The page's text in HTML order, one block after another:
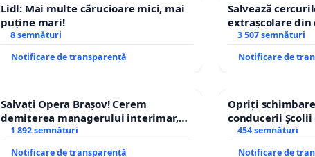
Lidl: Mai multe cărucioare mici, mai
puține mari!
8 semnături
Notificare de transparență
Salvează
extrașcolare
copiilor
3 507 semnături
Notificare de
Salvați Opera Brașov! Cerem
demiterea managerului interimar,
Petrean Lucian-Marius!
1 892 semnături
Notificare de transparență
Opriți
conducerii Școlii
454 semnături
Notificare de